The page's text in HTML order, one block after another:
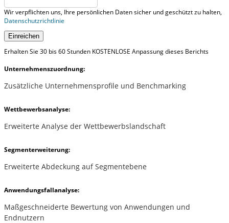
Wir verpflichten uns, Ihre persönlichen Daten sicher und geschützt zu halten,
Datenschutzrichtlinie
Einreichen
Erhalten Sie 30 bis 60 Stunden KOSTENLOSE Anpassung dieses Berichts
Unternehmenszuordnung:
Zusätzliche Unternehmensprofile und Benchmarking
Wettbewerbsanalyse:
Erweiterte Analyse der Wettbewerbslandschaft
Segmenterweiterung:
Erweiterte Abdeckung auf Segmentebene
Anwendungsfallanalyse:
Maßgeschneiderte Bewertung von Anwendungen und
Endnutzern